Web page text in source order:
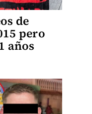
de
pero
años